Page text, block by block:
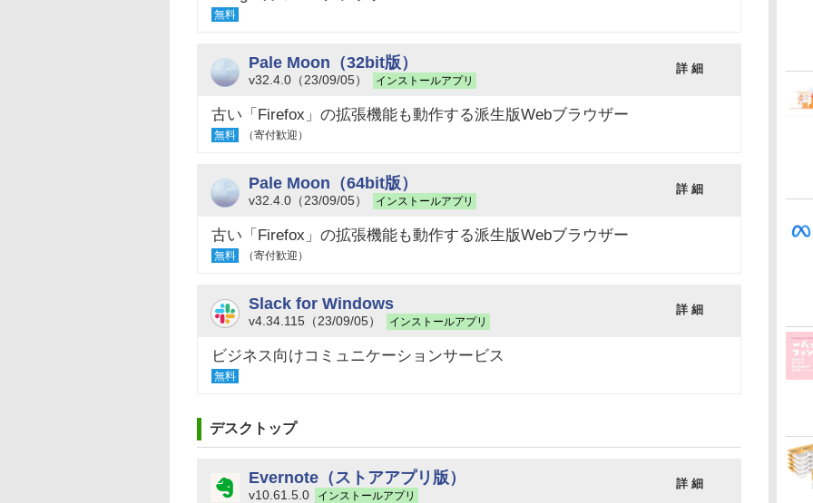
無料
Pale Moon（32bit版）
v32.4.0（23/09/05） インストールアプリ
詳 細
古い「Firefox」の拡張機能も動作する派生版Webブラウザー
無料 （寄付歓迎）
Pale Moon（64bit版）
v32.4.0（23/09/05） インストールアプリ
詳 細
古い「Firefox」の拡張機能も動作する派生版Webブラウザー
無料 （寄付歓迎）
Slack for Windows
v4.34.115（23/09/05） インストールアプリ
詳 細
ビジネス向けコミュニケーションサービス
無料
デスクトップ
Evernote（ストアアプリ版）
v10.61.5.0 インストールアプリ
詳 細